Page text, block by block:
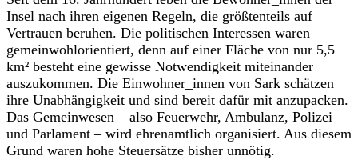
Insel nach ihren eigenen Regeln, die größtenteils auf
Vertrauen beruhen. Die politischen Interessen waren
gemeinwohlorientiert, denn auf einer Fläche von nur 5,5
km² besteht eine gewisse Notwendigkeit miteinander
auszukommen. Die Einwohner_innen von Sark schätzen
ihre Unabhängigkeit und sind bereit dafür mit anzupacken.
Das Gemeinwesen – also Feuerwehr, Ambulanz, Polizei
und Parlament – wird ehrenamtlich organisiert. Aus diesem
Grund waren hohe Steuersätze bisher unnötig.